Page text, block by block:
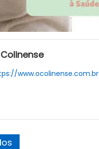
www.ocolinense.com.br